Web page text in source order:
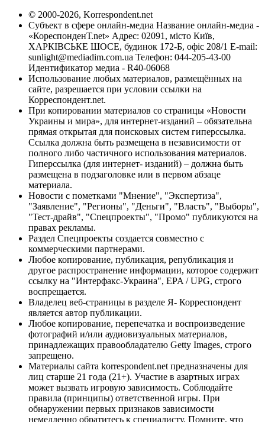
© 2000-2026, Korrespondent.net
Субъект в сфере онлайн-медиа Название онлайн-медиа -
«КореспонденТ.net» Адрес: 02091, місто Київ,
ХАРКІВСЬКЕ ШОСЕ, будинок 172-Б, офіс 208/1 E-mail:
sunlight@mediadim.com.ua Телефон: 044-205-43-00
Идентификатор медиа - R40-06068
Использование любых материалов, размещённых на
сайте, разрешается при условии ссылки на
Корреспондент.net.
При копировании материалов со страницы «Новости
Украины и мира», для интернет-изданий – обязательна
прямая открытая для поисковых систем гиперссылка.
Ссылка должна быть размещена в независимости от
полного либо частичного использования материалов.
Гиперссылка (для интернет- изданий) – должна быть
размещена в подзаголовке или в первом абзаце
материала.
Новости с пометками "Мнение", "Экспертиза",
"Заявление", "Регионы", "Деньги", "Власть", "Выборы",
"Тест-драйв", "Спецпроекты", "Промо" публикуются на
правах рекламы.
Раздел Спецпроекты создается совместно с
коммерческими партнерами.
Любое копирование, публикация, републикация и
другое распространение информации, которое содержит
ссылку на "Интерфакс-Украина", EPA / UPG, строго
воспрещается.
Владелец веб-страницы в разделе Я- Корреспондент
является автор публикации.
Любое копирование, перепечатка и воспроизведение
фотографий и/или аудиовизуальных материалов,
принадлежащих правообладателю Getty Images, строго
запрещено.
Материалы сайта korrespondent.net предназначены для
лиц старше 21 года (21+). Участие в азартных играх
может вызвать игровую зависимость. Соблюдайте
правила (принципы) ответственной игры. При
обнаружении первых признаков зависимости
немедленно обратитесь к специалисту. Помните, что